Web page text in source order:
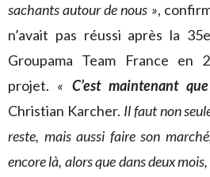
sachants autour de nous »,
n’avait pas réussi après la
Groupama Team France en
projet. « C’est maintenant
Christian Karcher. Il faut non
reste, mais aussi faire son
encore là, alors que dans deux